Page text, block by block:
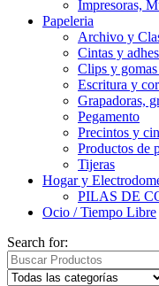
Impresoras,
Papeleria
Archivo y
Cintas y
Clips y gomas
Escritura y
Grapadoras,
Pegamento
Precintos y
Productos de
Tijeras
Hogar y
PILAS DE
Ocio / Tiempo Libre
Search for: